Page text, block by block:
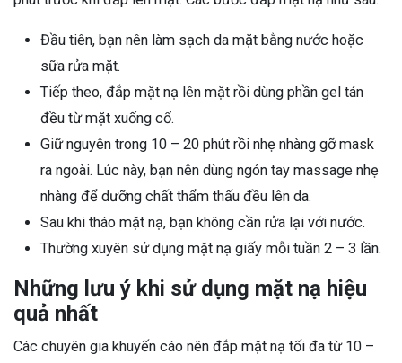
Đầu tiên, bạn nên làm sạch da mặt bằng nước hoặc
sữa rửa mặt.
Tiếp theo, đắp mặt nạ lên mặt rồi dùng phần gel tán
đều từ mặt xuống cổ.
Giữ nguyên trong 10 – 20 phút rồi nhẹ nhàng gỡ mask
ra ngoài. Lúc này, bạn nên dùng ngón tay massage nhẹ
nhàng để dưỡng chất thẩm thấu đều lên da.
Sau khi tháo mặt nạ, bạn không cần rửa lại với nước.
Thường xuyên sử dụng mặt nạ giấy mỗi tuần 2 – 3 lần.
Những lưu ý khi sử dụng mặt nạ hiệu
quả nhất
Các chuyên gia khuyến cáo nên đắp mặt nạ tối đa từ 10 –